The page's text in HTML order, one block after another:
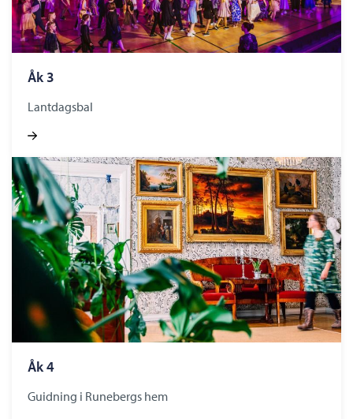
Åk 3
Lantdagsbal
Åk 4
Guidning i Runebergs hem